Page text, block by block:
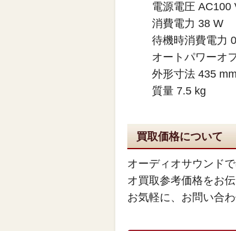
電源電圧 AC100
消費電力 38 W
待機時消費電力
オートパワーオ
外形寸法 435
質量 7.5 kg
買取価格について
オーディオサウンド
オ買取参考価格をお伝
お気軽に、お問い合わ